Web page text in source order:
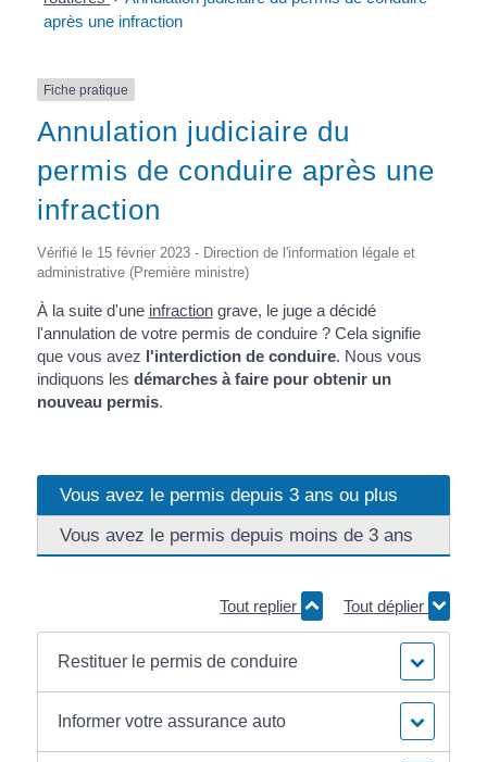
après une infraction
Fiche pratique
Annulation judiciaire du
permis de conduire après une
infraction
Vérifié le 15 février 2023 - Direction de l'information légale et
administrative (Première ministre)
À la suite d'une infractiongrave, le juge a décidé
l'annulation de votre permis de conduire ? Cela signifie
que vous avez l'interdiction de conduire. Nous vous
indiquons les démarches à faire pour obtenir un
nouveau permis.
Vous avez le permis depuis 3 ans ou plus
Vous avez le permis depuis moins de 3 ans
Tout replier Tout déplier
Restituer le permis de conduire
Informer votre assurance auto